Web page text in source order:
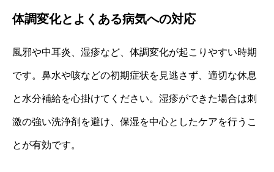
体調変化とよくある病気への対応
風邪や中耳炎、湿疹など、体調変化が起こりやすい時期
です。鼻水や咳などの初期症状を見逃さず、適切な休息
と水分補給を心掛けてください。湿疹ができた場合は刺
激の強い洗浄剤を避け、保湿を中心としたケアを行うこ
とが有効です。